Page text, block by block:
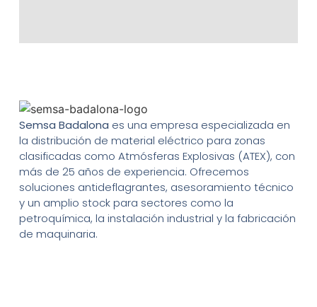
Semsa Badalona es una empresa especializada en
la distribución de material eléctrico para zonas
clasificadas como Atmósferas Explosivas (ATEX), con
más de 25 años de experiencia. Ofrecemos
soluciones antideflagrantes, asesoramiento técnico
y un amplio stock para sectores como la
petroquímica, la instalación industrial y la fabricación
de maquinaria.